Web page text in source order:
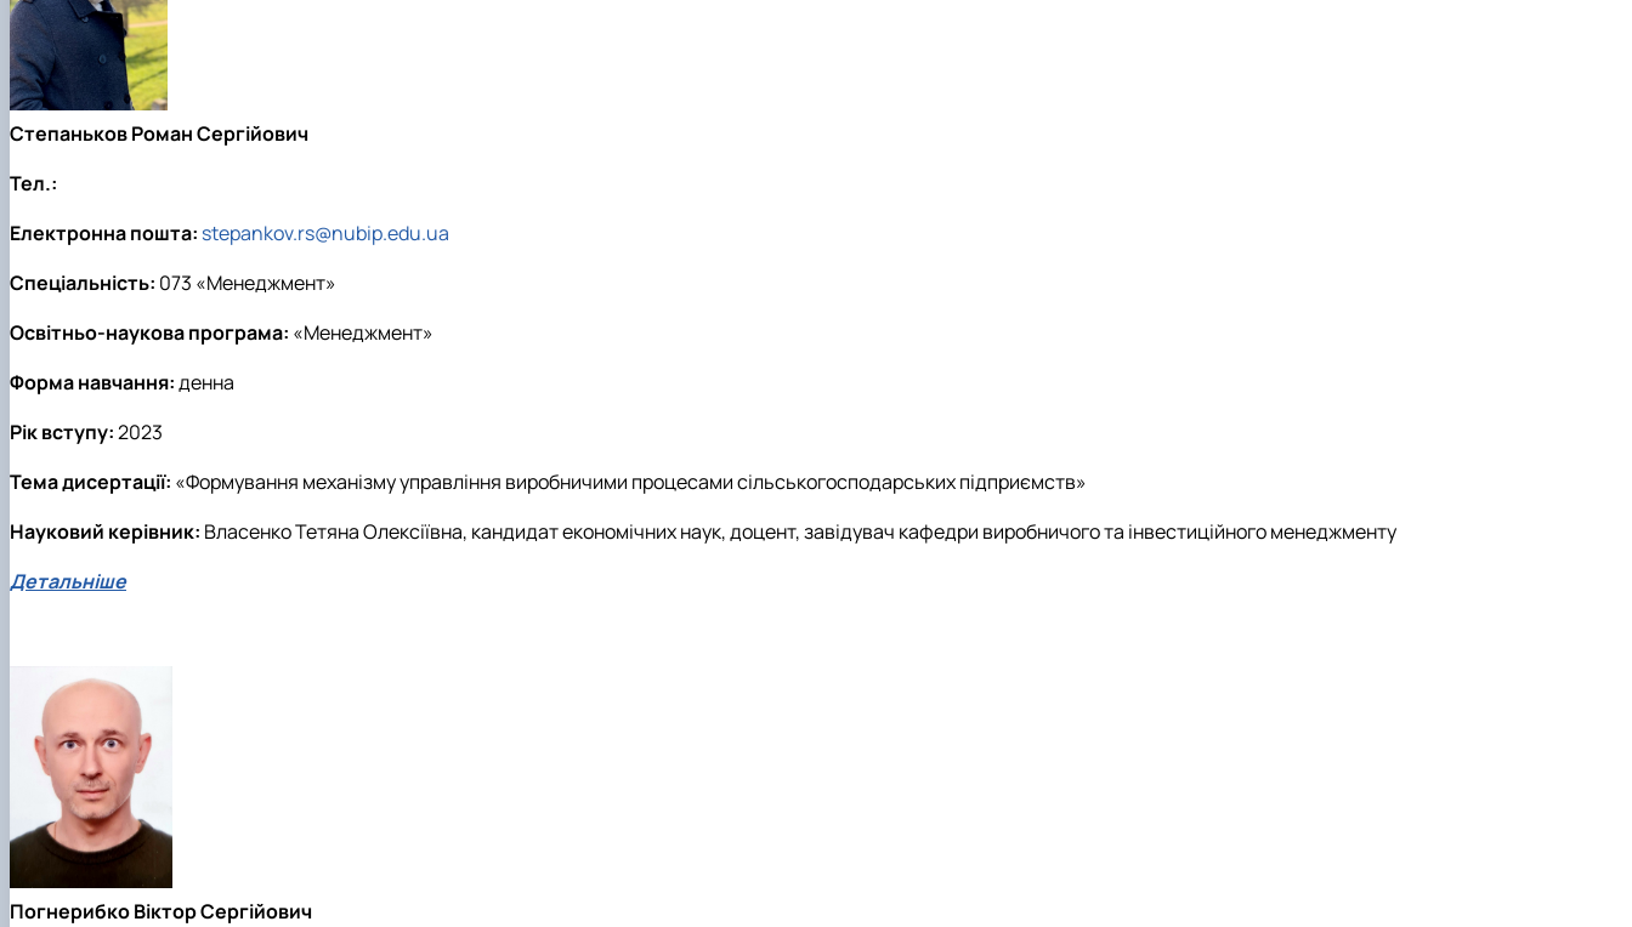
Степаньков Роман Сергійович
Тел.:
Електронна пошта: stepankov.rs@nubip.edu.ua
Спеціальність: 073 «Менеджмент»
Освітньо-наукова програма: «Менеджмент»
Форма навчання:денна
Рік вступу:2023
Тема дисертації: «Формування механізму управління виробничими процесами сільськогосподарських підприємств»
Науковий керівник: Власенко Тетяна Олексіївна, кандидат економічних наук, доцент, завідувач кафедри виробничого та інвестиційного менеджменту
Детальніше
Погнерибко Віктор Сергійович